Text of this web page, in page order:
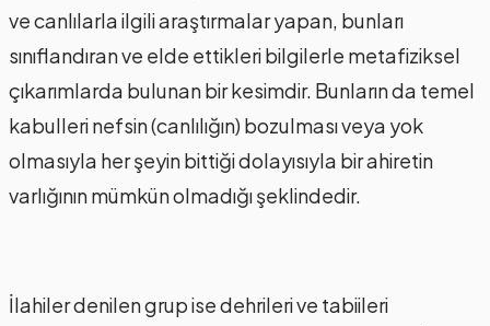
ve canlılarla ilgili araştırmalar yapan, bunları
sınıflandıran ve elde ettikleri bilgilerle metafiziksel
çıkarımlarda bulunan bir kesimdir. Bunların da temel
kabulleri nefsin (canlılığın) bozulması veya yok
olmasıyla her şeyin bittiği dolayısıyla bir ahiretin
varlığının mümkün olmadığı şeklindedir.
İlahiler denilen grup ise dehrileri ve tabiileri